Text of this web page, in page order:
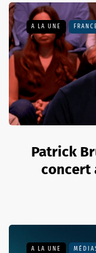
A LA UNE
Patrick
concert
A LA UNE